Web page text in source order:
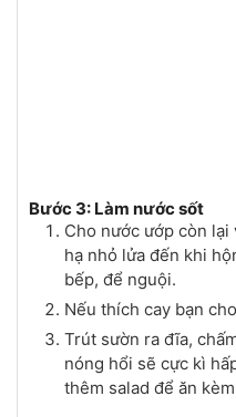
Bước 3: Làm nước sốt
Cho nước ướp còn
hạ nhỏ lửa đến khi
bếp, để nguội.
Nếu thích cay bạn
Trút sườn ra đĩa,
nóng hổi sẽ cực kì
thêm salad để ăn